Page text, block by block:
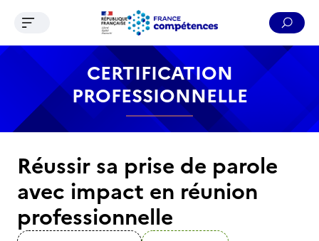
Contenu Recherche Menu Pied de page
Ouvrir le menu de navigation
CERTIFICATION
PROFESSIONNELLE
Réussir sa prise de parole
avec impact en réunion
professionnelle